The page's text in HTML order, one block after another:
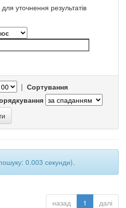
уточнення результатів
| Сортування
0.003 секунди).
назад 1 далі